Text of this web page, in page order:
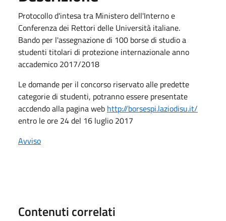
Protocollo d'intesa tra Ministero dell'Interno e
Conferenza dei Rettori delle Università italiane.
Bando per l'assegnazione di 100 borse di studio a
studenti titolari di protezione internazionale anno
accademico 2017/2018
Le domande per il concorso riservato alle predette
categorie di studenti, potranno essere presentate
accdendo alla pagina web http://borsespi.laziodisu.it/
entro le ore 24 del 16 luglio 2017
Avviso
Contenuti correlati